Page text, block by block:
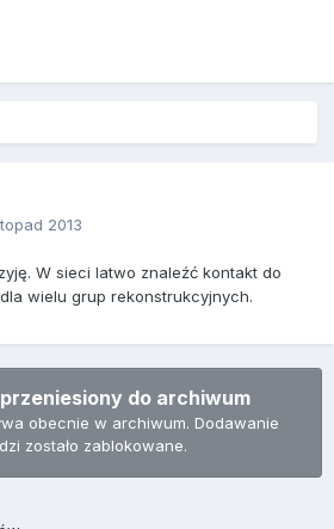
2013
W sieci latwo znaleźć kontakt do
wielu grup rekonstrukcyjnych.
do archiwum
obecnie w archiwum. Dodawanie
zostało zablokowane.